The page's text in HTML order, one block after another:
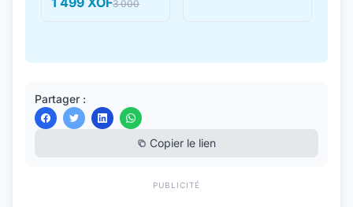
3 000
Partager :
Copier le lien
PUBLICITÉ